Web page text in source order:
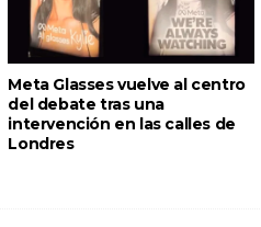
Meta Glasses vuelve al centro
del debate tras una
intervención en las calles de
Londres